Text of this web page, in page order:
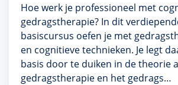
Hoe werk je professioneel met
gedragstherapie? In dit
basiscursus oefen je met
en cognitieve technieken. Je legt
basis door te duiken in de theorie
gedragstherapie en het gedrags…